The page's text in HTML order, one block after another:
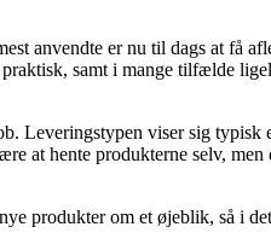
anvendte er nu til dags at få
samt i mange tilfælde
Leveringstypen viser sig typisk
at hente produkterne selv, men
produkter om et øjeblik, så i